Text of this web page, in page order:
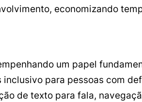
economizando
um papel
para pessoas com
de texto para fala,